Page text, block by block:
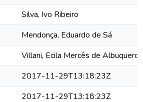
Silva, Ivo Ribeiro
Mendonça, Eduardo de Sá
Villani, Ecila Mercês de
2017-11-29T13:18:23Z
2017-11-29T13:18:23Z